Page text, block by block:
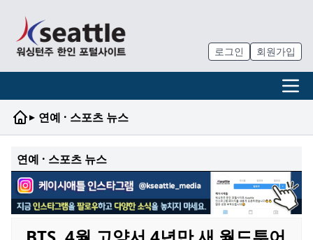
로그인 회원가입
▸ 연예 · 스포츠 뉴스
연예 · 스포츠 뉴스